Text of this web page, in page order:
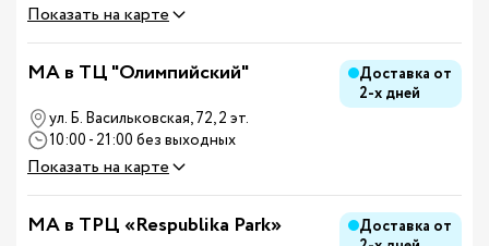
Показать на карте
MA в ТЦ "Олимпийский"
Доставка от
2-х дней
ул. Б. Васильковская, 72, 2 эт.
10:00 - 21:00 без выходных
Показать на карте
MA в ТРЦ «Respublika Park»
Доставка от